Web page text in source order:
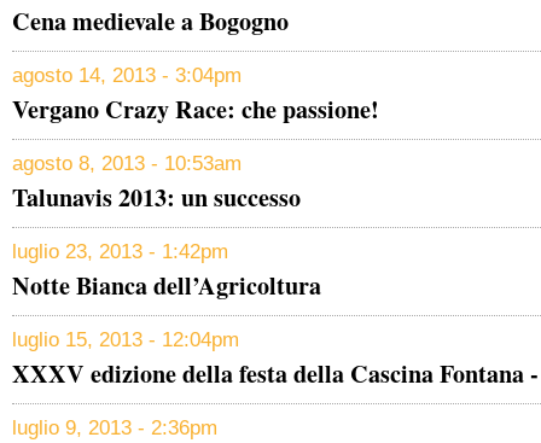
Cena medievale a Bogogno
agosto 14, 2013 - 3:04pm
Vergano Crazy Race: che passione!
agosto 8, 2013 - 10:53am
Talunavis 2013: un successo
luglio 23, 2013 - 1:42pm
Notte Bianca dell’Agricoltura
luglio 15, 2013 - 12:04pm
XXXV edizione della festa della Cascina Fontana
luglio 9, 2013 - 2:36pm